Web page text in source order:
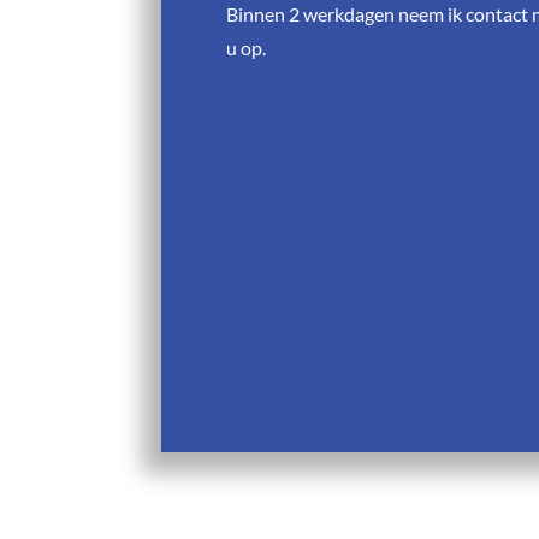
Binnen 2 werkdagen neem ik contact
u op.